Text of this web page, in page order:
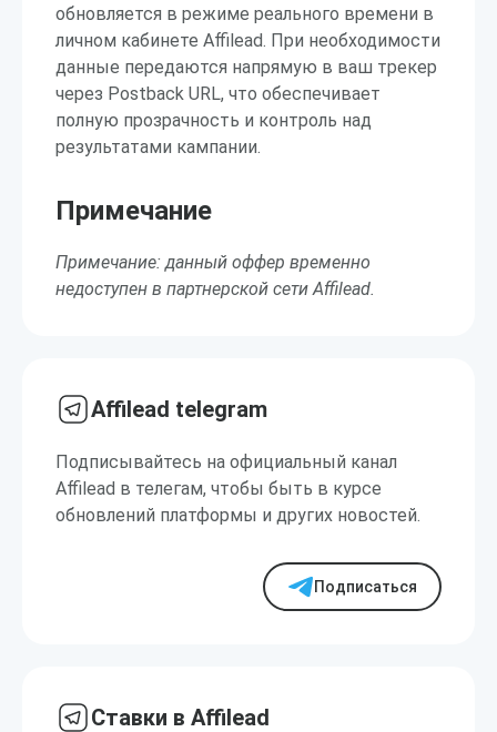
обновляется в режиме реального времени в
личном кабинете Affilead. При необходимости
данные передаются напрямую в ваш трекер
через Postback URL, что обеспечивает
полную прозрачность и контроль над
результатами кампании.
Примечание
Примечание: данный оффер временно
недоступен в партнерской сети Affilead.
Affilead telegram
Подписывайтесь на официальный канал
Affilead в телегам, чтобы быть в курсе
обновлений платформы и других новостей.
Подписаться
Ставки в Affilead